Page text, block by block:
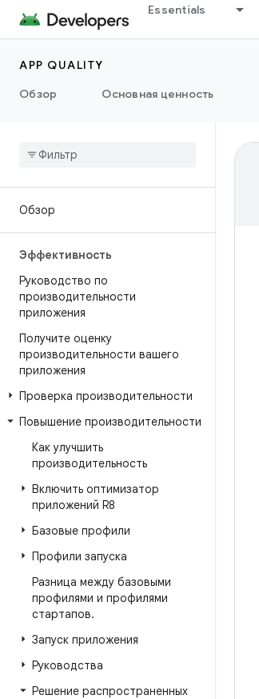
Essentials
APP QUALITY
Обзор
Основная ценность
Обзор
Эффективность
Руководство по
производительности
приложения
Получите оценку
производительности вашего
приложения
Проверка производительности
Повышение производительности
Как улучшить
производительность
Включить оптимизатор
приложений R8
Базовые профили
Профили запуска
Разница между базовыми
профилями и профилями
стартапов.
Запуск приложения
Руководства
Решение распространенных